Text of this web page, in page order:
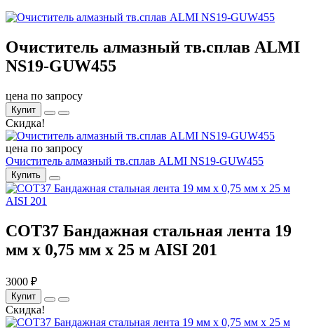
Очиститель алмазный тв.сплав ALMI
NS19-GUW455
цена по запросу
Купит
Скидка!
цена по запросу
Очиститель алмазный тв.сплав ALMI NS19-GUW455
Купить
COT37 Бандажная стальная лента 19
мм x 0,75 мм x 25 м AISI 201
3000 ₽
Купит
Скидка!